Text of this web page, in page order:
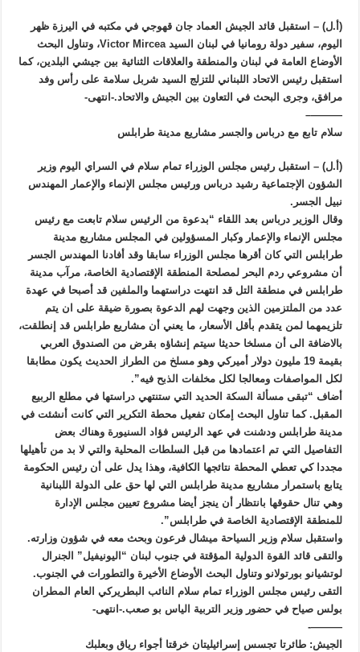
(أ.ل) – استقبل قائد الجيش العماد جان قهوجي في مكتبه في اليرزة ظهر
اليوم، سفير دولة رومانيا في لبنان السيد Victor Mircea، وتناول البحث
الأوضاع العامة في لبنان والمنطقة والعلاقات الثنائية بين جيشي البلدين، كما
استقبل رئيس الاتحاد اللبناني للتزلج السيد شربل سلامة على رأس وفد
مرافق، وجرى البحث في التعاون بين الجيش والاتحاد.-انتهى-
———–
سلام تابع مع درباس والجسر مشاريع مدينة طرابلس
(أ.ل) – استقبل رئيس مجلس الوزراء تمام سلام في السراي اليوم وزير
الشؤون الإجتماعية رشيد درباس ورئيس مجلس الإنماء والإعمار المهندس
نبيل الجسر.
وقال الوزير درباس بعد اللقاء “بدعوة من الرئيس سلام تابعت مع رئيس
مجلس الإنماء والإعمار وكبار المسؤولين في المجلس مشاريع مدينة
طرابلس التي كان أقرها مجلس الوزراء سابقا وقد أفادنا المهندس الجسر
أن مشروعي ردم البحر لمصلحة المنطقة الإقتصادية الخاصة، مرآب مدينة
طرابلس في منطقة التل قد انتهت دراستهما والملفين قد أصبحا في عهدة
عدد من الملتزمين الذين وجهت لهم الدعوة بصورة ضيقة على ان يتم
تلزيمهما لمن يتقدم بأقل الأسعار، ما يعني أن مشاريع طرابلس قد إنطلقت،
بالاضافة الى أن مسلخا حديثا سيتم إنشاؤه بقرض من الصندوق العربي
بقيمة 19 مليون دولار أميركي وهو مسلخ من الطراز الحديث يكون مطابقا
لكل المواصفات ومعالجا لكل مخلفات الذبح فيه”.
أضاف “تبقى مسألة السكة الحديد التي ستنتهي دراستها في مطلع الربيع
المقبل. كما تناول البحث إمكان تفعيل محطة التكرير التي كانت أنشئت في
مدينة طرابلس ودشنت في عهد الرئيس فؤاد السنيورة وهناك بعض
التفاصيل التي تم اعتمادها من قبل السلطات المحلية والتي لا بد من تأهيلها
مجددا كي تعطي المحطة نتائجها الكافية، وهذا يدل على أن رئيس الحكومة
يتابع باستمرار مشاريع مدينة طرابلس التي لها حق على الدولة اللبنانية
وهي تنال حقوقها بانتظار أن ينجز أيضا مشروع تعيين مجلس الإدارة
للمنطقة الإقتصادية الخاصة في طرابلس”.
واستقبل سلام وزير السياحة ميشال فرعون وبحث معه في شؤون وزارته.
والتقى قائد القوة الدولية المؤقتة في جنوب لبنان “اليونيفيل” الجنرال
لوتشيانو بورتولانو وتناول البحث الأوضاع الأخيرة والتطورات في الجنوب.
التقى رئيس مجلس الوزراء تمام سلام النائب البطريركي العام المطران
بولس صياح في حضور وزير التربية الياس بو صعب.-انتهى-
———-
الجيش: طائرتا تجسس إسرائيليتان خرقتا أجواء رياق وبعلبك